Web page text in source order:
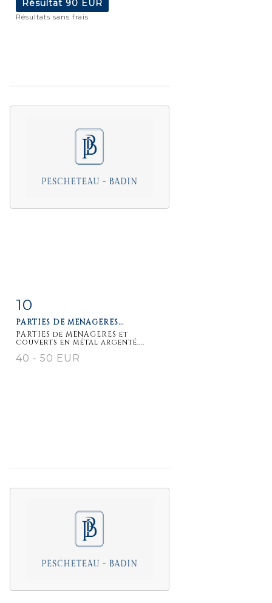
Résultat 90 EUR
Résultats sans frais
détaillée
10
PARTIES DE MENAGERES...
PARTIES de MENAGERES et
couverts en métal argenté....
40 - 50 EUR